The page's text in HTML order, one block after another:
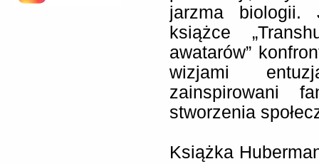
jarzma biologii.
książce
awatarów”
wizjami
zainspirowani
stworzenia
Książka